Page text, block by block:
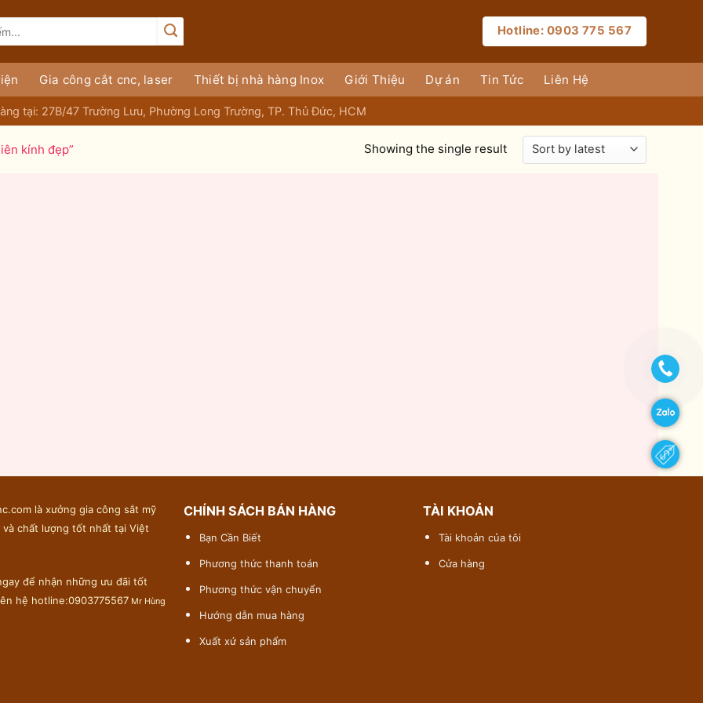
Hotline: 0903 775 567
Gia công cắt cnc, laser Thiết bị nhà hàng Inox Giới Thiệu Dự án Tin Tức Liên Hệ
tại: 27B/47 Trường Lưu, Phường Long Trường, TP. Thủ Đức, HCM
kính đẹp” Showing the single result
là xưởng gia công sắt mỹ
chất lượng tốt nhất tại Việt
để nhận những ưu đãi tốt
hệ hotline:0903775567 Mr Hùng
CHÍNH SÁCH BÁN HÀNG
Bạn Cần Biết
Phương thức thanh toán
Phương thức vận chuyển
Hướng dẫn mua hàng
Xuất xứ sản phẩm
TÀI KHOẢN
Tài khoản của tôi
Cửa hàng